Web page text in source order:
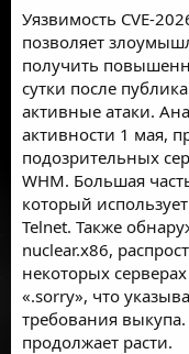
Уязвимость CVE-
позволяет
получить
сутки после
активные атаки.
активности 1 мая,
подозрительных
WHM. Большая
который
Telnet. Также
nuclear.x86,
некоторых
«.sorry», что
требования
продолжает расти.